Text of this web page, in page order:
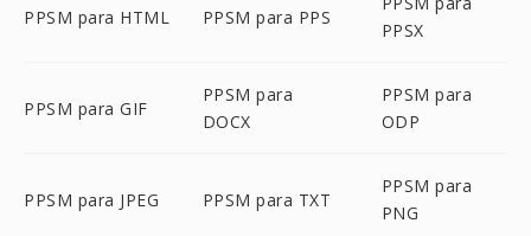
PPSM para HTML PPSM para PPS
PPSX
PPSM para GIF
PPSM para
DOCX
PPSM para
ODP
PPSM para JPEG PPSM para TXT
PPSM para
PNG